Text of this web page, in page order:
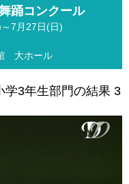
踊コンクール
7月27日(日)
大ホール
学3年生部門の結果 3